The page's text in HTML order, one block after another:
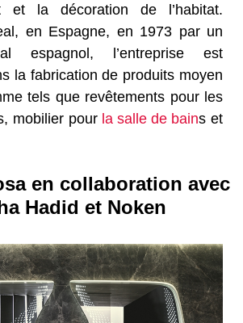
et la décoration de l’habitat.
en Espagne, en 1973 par un
espagnol, l’entreprise est
la fabrication de produits moyen
tels que revêtements pour les
mobilier pour la salle de bains et
en collaboration avec
Hadid et Noken